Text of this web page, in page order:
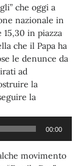
che oggi a
nazionale in
in piazza
che il Papa ha
le denunce da
ad
la
la
00:00
movimento